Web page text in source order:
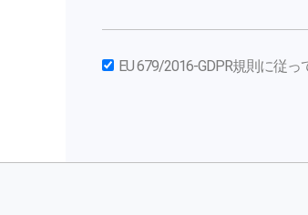
EU 679/2016-GDPR規則に従